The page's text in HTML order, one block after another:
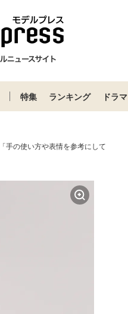
特集 ランキング ドラマ
手の使い方や表情を参考にして